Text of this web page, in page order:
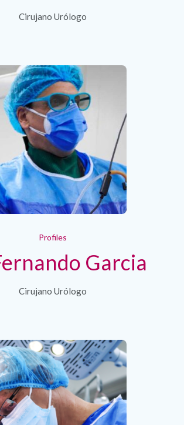
Cirujano Urólogo
Profiles
Garcia
Cirujano Urólogo